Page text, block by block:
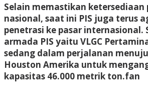
Selain memastikan ketersediaan
nasional, saat ini PIS juga terus
penetrasi ke pasar internasional.
armada PIS yaitu VLGC
sedang dalam perjalanan
Houston Amerika untuk
kapasitas 46.000 metrik ton.fan